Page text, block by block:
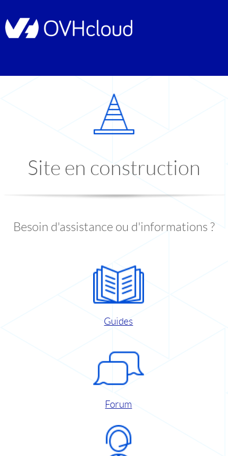
Site en construction
Besoin d'assistance ou d'informations ?
Guides
Forum